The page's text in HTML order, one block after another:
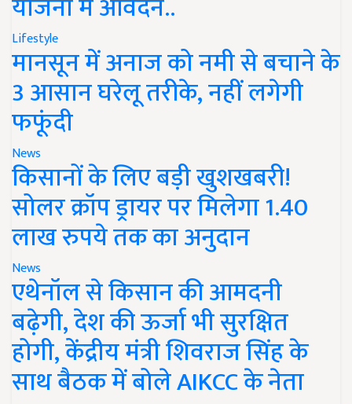
Lifestyle
मानसून में अनाज को नमी से बचाने के
3 आसान घरेलू तरीके, नहीं लगेगी
फफूंदी
News
किसानों के लिए बड़ी खुशखबरी!
सोलर क्रॉप ड्रायर पर मिलेगा 1.40
लाख रुपये तक का अनुदान
News
एथेनॉल से किसान की आमदनी
बढ़ेगी, देश की ऊर्जा भी सुरक्षित
होगी, केंद्रीय मंत्री शिवराज सिंह के
साथ बैठक में बोले AIKCC के नेता